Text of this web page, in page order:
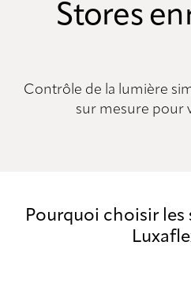
Stores
Contrôle de la lumière
sur mesure pour
Pourquoi choisir les